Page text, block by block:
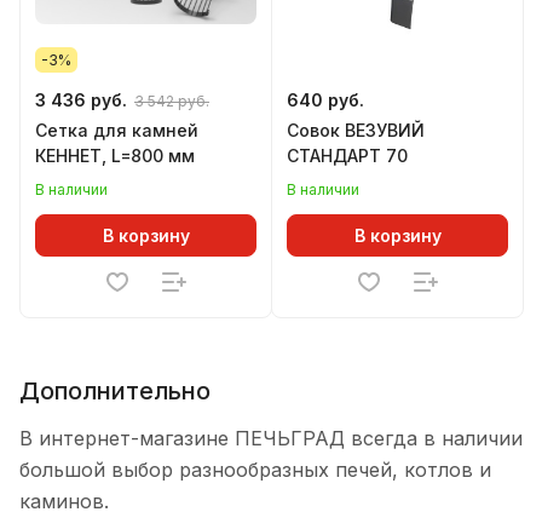
-3%
3 436 руб. 3 542 руб.
Сетка для камней
КЕННЕТ, L=800 мм
В наличии
В корзину
640 руб.
Совок ВЕЗУВИЙ
СТАНДАРТ 70
В наличии
В корзину
Дополнительно
В интернет-магазине ПЕЧЬГРАД всегда в наличии
большой выбор разнообразных печей, котлов и
каминов.